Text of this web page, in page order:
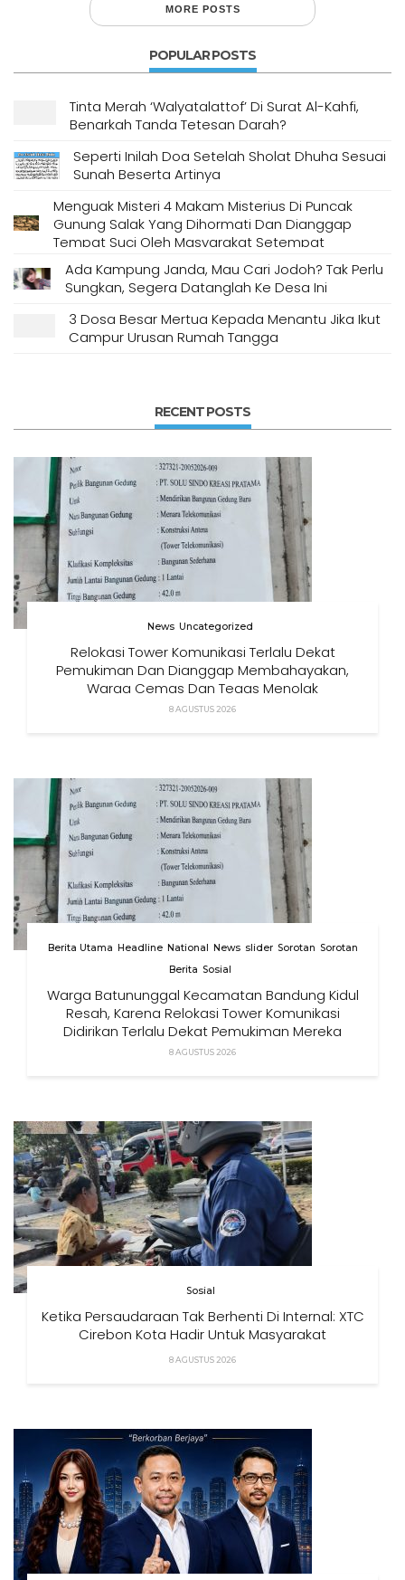
MORE POSTS
POPULAR POSTS
Tinta Merah ‘Walyatalattof’ Di Surat Al-Kahfi,
Benarkah Tanda Tetesan Darah?
Seperti Inilah Doa Setelah Sholat Dhuha Sesuai
Sunah Beserta Artinya
Menguak Misteri 4 Makam Misterius Di Puncak
Gunung Salak Yang Dihormati Dan Dianggap
Tempat Suci Oleh Masyarakat Setempat
Ada Kampung Janda, Mau Cari Jodoh? Tak Perlu
Sungkan, Segera Datanglah Ke Desa Ini
3 Dosa Besar Mertua Kepada Menantu Jika Ikut
Campur Urusan Rumah Tangga
RECENT POSTS
News Uncategorized
Relokasi Tower Komunikasi Terlalu Dekat
Pemukiman Dan Dianggap Membahayakan,
Warga Cemas Dan Tegas Menolak
8 AGUSTUS 2026
Berita Utama Headline National News slider Sorotan Sorotan
Berita Sosial
Warga Batununggal Kecamatan Bandung Kidul
Resah, Karena Relokasi Tower Komunikasi
Didirikan Terlalu Dekat Pemukiman Mereka
8 AGUSTUS 2026
Sosial
Ketika Persaudaraan Tak Berhenti Di Internal: XTC
Cirebon Kota Hadir Untuk Masyarakat
8 AGUSTUS 2026